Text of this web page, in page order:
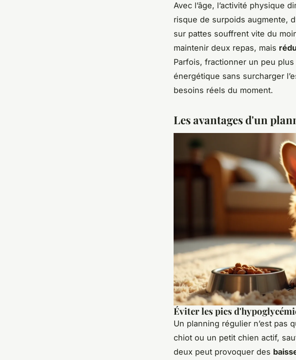
Avec l’âge, l’activité physique
risque de surpoids augmente,
sur pattes souffrent vite du
maintenir deux repas, mais
Parfois, fractionner un peu
énergétique sans surcharger
besoins réels du moment.
Les avantages d'un
Éviter les pics
Un planning régulier n’est pas
chiot ou un petit chien actif,
deux peut provoquer des